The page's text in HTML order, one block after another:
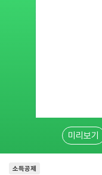
미리보기
소득공제